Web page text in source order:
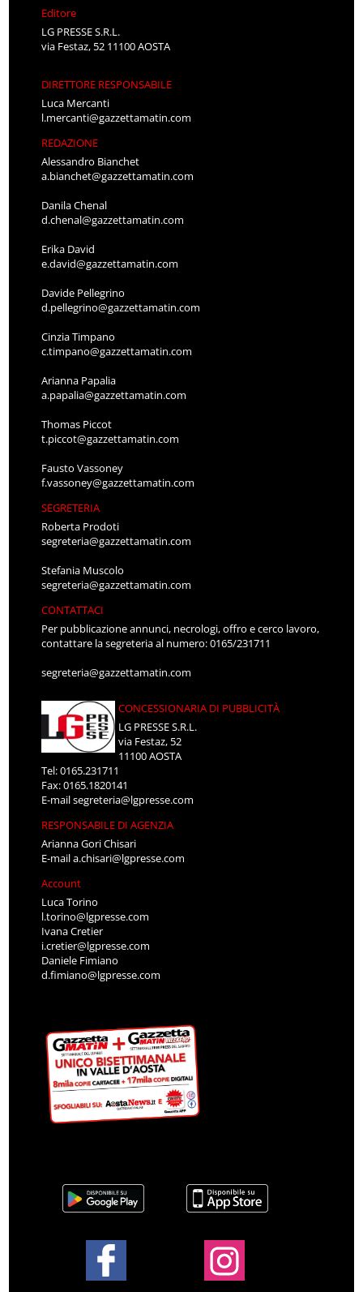
Editore
LG PRESSE S.R.L.
via Festaz, 52 11100 AOSTA
DIRETTORE RESPONSABILE
Luca Mercanti
l.mercanti@gazzettamatin.com
REDAZIONE
Alessandro Bianchet
a.bianchet@gazzettamatin.com
Danila Chenal
d.chenal@gazzettamatin.com
Erika David
e.david@gazzettamatin.com
Davide Pellegrino
d.pellegrino@gazzettamatin.com
Cinzia Timpano
c.timpano@gazzettamatin.com
Arianna Papalia
a.papalia@gazzettamatin.com
Thomas Piccot
t.piccot@gazzettamatin.com
Fausto Vassoney
f.vassoney@gazzettamatin.com
SEGRETERIA
Roberta Prodoti
segreteria@gazzettamatin.com
Stefania Muscolo
segreteria@gazzettamatin.com
CONTATTACI
Per pubblicazione annunci, necrologi, offro e cerco lavoro,
contattare la segreteria al numero: 0165/231711
segreteria@gazzettamatin.com
CONCESSIONARIA DI PUBBLICITÀ
LG PRESSE S.R.L.
via Festaz, 52
11100 AOSTA
Tel: 0165.231711
Fax: 0165.1820141
E-mailsegreteria@lgpresse.com
RESPONSABILE DI AGENZIA
Arianna Gori Chisari
E-maila.chisari@lgpresse.com
Account
Luca Torino
l.torino@lgpresse.com
Ivana Cretier
i.cretier@lgpresse.com
Daniele Fimiano
d.fimiano@lgpresse.com